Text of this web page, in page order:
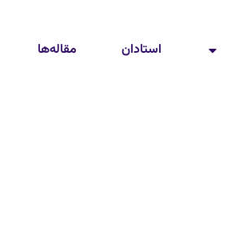
استادان مقاله‌ها